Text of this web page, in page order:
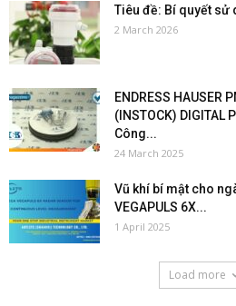
Tiêu đề: Bí quyết sử
2 March 2026
ENDRESS HAUSER
(INSTOCK) DIGITAL
Công...
24 March 2025
Vũ khí bí mật cho
VEGAPULS 6X...
1 April 2025
Load more